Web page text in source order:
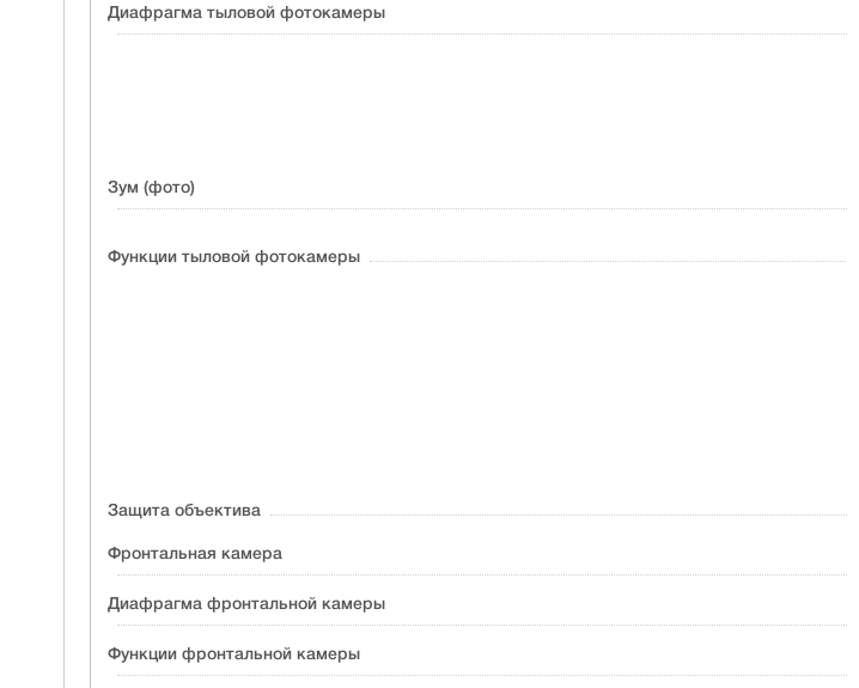
Диафрагма тыловой фотокамеры
Зум (фото)
Функции тыловой фотокамеры
Защита объектива
Фронтальная камера
Диафрагма фронтальной камеры
Функции фронтальной камеры